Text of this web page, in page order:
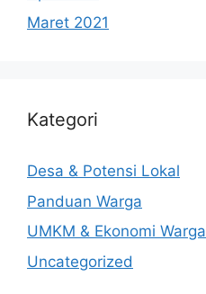
Maret 2021
Kategori
Desa & Potensi Lokal
Panduan Warga
UMKM & Ekonomi Warga
Uncategorized